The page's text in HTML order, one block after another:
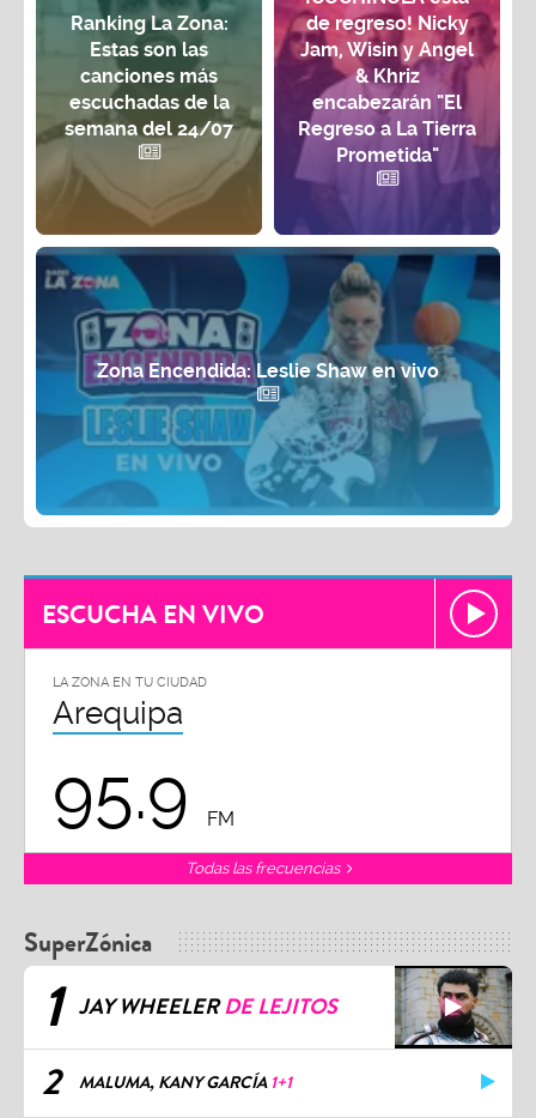
Ranking La Zona:
Estas son las
canciones más
escuchadas de la
semana del 24/07
de regreso! Nicky
Jam, Wisin y Angel
& Khriz
encabezarán "El
Regreso a La Tierra
Prometida"
Zona Encendida: Leslie Shaw en vivo
ESCUCHA EN VIVO
LA ZONA EN TU CIUDAD
Arequipa
95.9 FM
Todas las frecuencias
SuperZónica
1 JAY WHEELERDE LEJITOS
2 MALUMA, KANY GARCÍA 1+1